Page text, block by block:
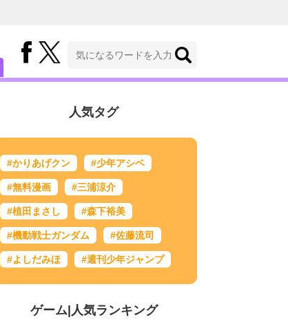
人気タグ
#かりあげクン #少年アシベ
#無料漫画 #三浦涼介
#植田まさし #森下裕美
#機動戦士ガンダム #佐藤流司
#よしだみほ #週刊少年ジャンプ
ゲーム| 人気ランキング